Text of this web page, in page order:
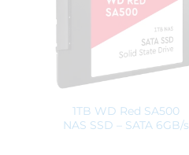
1TB WD Red SA500
NAS SSD – SATA 6GB/s